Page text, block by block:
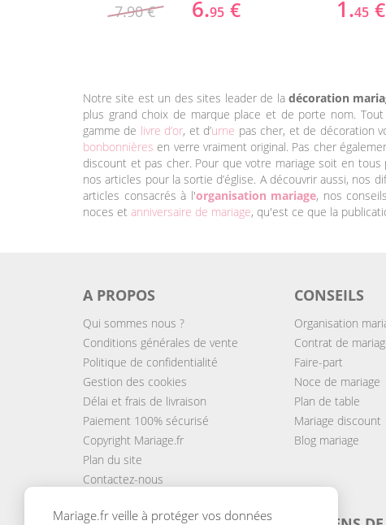
7.90 € 6.95 € 1.45 €
Notre site est un des sites leader de la décoration
plus grand choix de marque place et de porte nom.
gamme de livre d’or, et d’urne pas cher, et de décoration
bonbonnières en verre vraiment original. Pas cher
discount et pas cher. Pour que votre mariage soit en
nos articles pour la sortie d’église. A découvrir aussi, nos
articles consacrés à l'organisation mariage, nos
noces et anniversaire de mariage, qu'est ce que la
A PROPOS
Qui sommes nous ?
Conditions générales de vente
Politique de confidentialité
Gestion des cookies
Délai et frais de livraison
Paiement 100% sécurisé
Copyright Mariage.fr
Plan du site
Contactez-nous
CONSEILS
Organisation
Contrat de
Faire-part
Noce de mariage
Plan de table
Mariage discount
Blog mariage
Mariage.fr veille à protéger vos données